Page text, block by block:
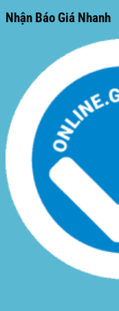
Nhận Báo Giá Nhanh